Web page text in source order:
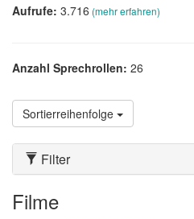
Aufrufe: 3.716 (mehr erfahren)
Anzahl Sprechrollen: 26
Sortierreihenfolge
Filter
Filme